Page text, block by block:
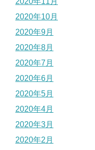
2020年10月
2020年9月
2020年8月
2020年7月
2020年6月
2020年5月
2020年4月
2020年3月
2020年2月